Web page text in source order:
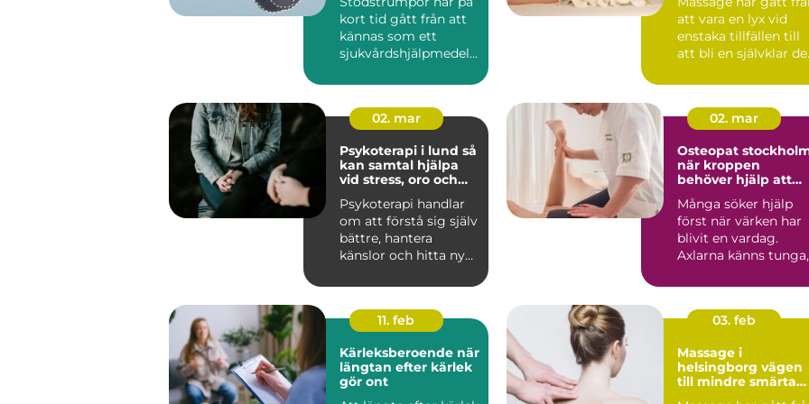
kort tid gått från att
kännas som ett
sjukvårdshjälpmedel
att vara en lyx vid
enstaka tillfällen till
att bli en självklar
02. mar
Psykoterapi i lund så
kan samtal hjälpa
vid stress, oro och
Psykoterapi handlar
om att förstå sig själv
bättre, hantera
känslor och hitta nya
02. mar
Osteopat
när kroppen
behöver hjälp att
Många söker hjälp
först när värken har
blivit en vardag.
Axlarna känns tunga,
protesterar...
11. feb
Kärleksberoende när
längtan efter kärlek
gör ont
03. feb
Massage i
helsingborg vägen
till mindre smärta